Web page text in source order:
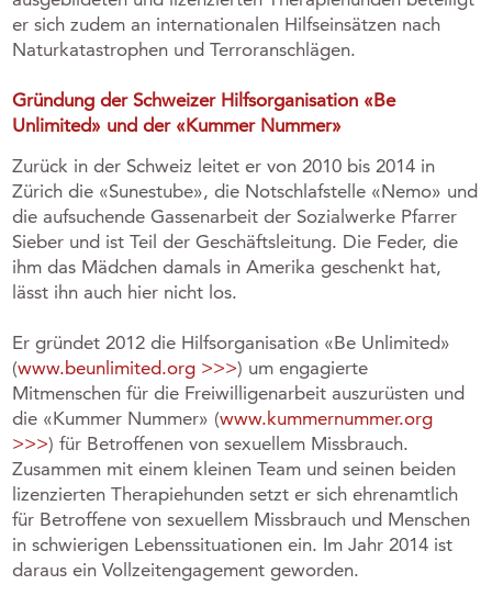
er sich zudem an internationalen Hilfseinsätzen nach
Naturkatastrophen und Terroranschlägen.
Gründung der Schweizer Hilfsorganisation «Be
Unlimited» und der «Kummer Nummer»
Zurück in der Schweiz leitet er von 2010 bis 2014 in
Zürich die «Sunestube», die Notschlafstelle «Nemo» und
die aufsuchende Gassenarbeit der Sozialwerke Pfarrer
Sieber und ist Teil der Geschäftsleitung. Die Feder, die
ihm das Mädchen damals in Amerika geschenkt hat,
lässt ihn auch hier nicht los.
Er gründet 2012 die Hilfsorganisation «Be Unlimited»
(www.beunlimited.org >>>) um engagierte
Mitmenschen für die Freiwilligenarbeit auszurüsten und
die «Kummer Nummer» (www.kummernummer.org
>>>) für Betroffenen von sexuellem Missbrauch.
Zusammen mit einem kleinen Team und seinen beiden
lizenzierten Therapiehunden setzt er sich ehrenamtlich
für Betroffene von sexuellem Missbrauch und Menschen
in schwierigen Lebenssituationen ein. Im Jahr 2014 ist
daraus ein Vollzeitengagement geworden.